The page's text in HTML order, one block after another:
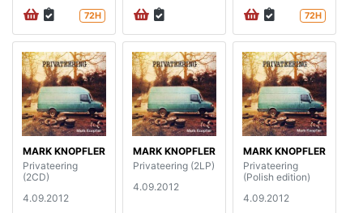
72H 72H
MARK KNOPFLER
Privateering
(2CD)
4.09.2012
MARK KNOPFLER
Privateering (2LP)
4.09.2012
MARK KNOPFLER
Privateering
(Polish edition)
4.09.2012